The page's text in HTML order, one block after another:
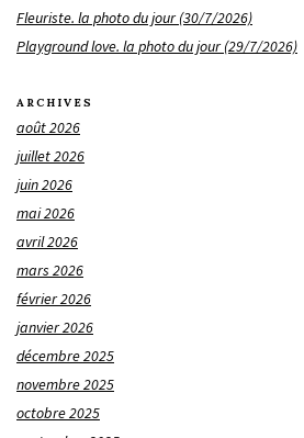
Fleuriste. la photo du jour (30/7/2026)
Playground love. la photo du jour (29/7/2026)
ARCHIVES
août 2026
juillet 2026
juin 2026
mai 2026
avril 2026
mars 2026
février 2026
janvier 2026
décembre 2025
novembre 2025
octobre 2025